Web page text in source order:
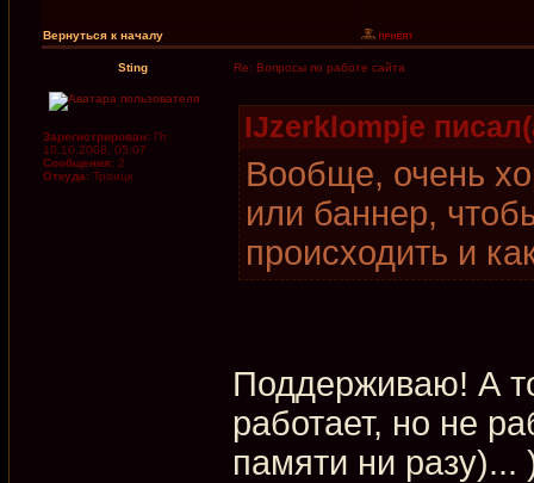
Вернуться к началу
Sting Re: Вопросы по работе сайта
Зарегистрирован: Пт
10.10.2008, 05:07
Сообщения: 2
Откуда: Троицк
IJzerklompje
Вообще, очень
или баннер,
происходить и
Поддерживаю! А
работает, но не
памяти ни разу)...